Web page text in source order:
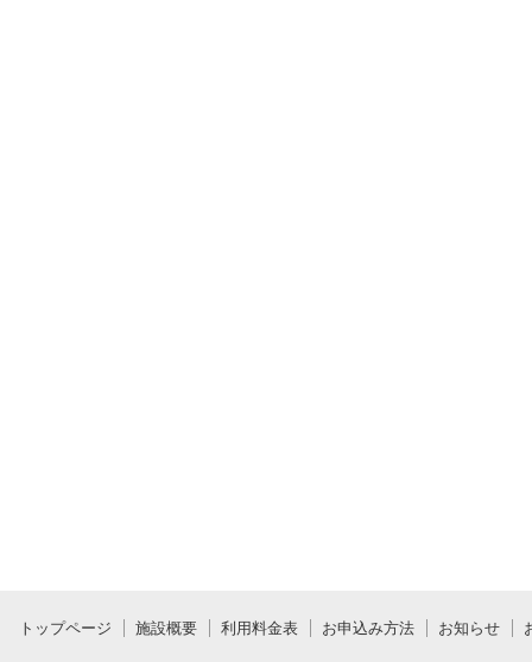
トップページ 施設概要 利用料金表 お申込み方法 お知らせ